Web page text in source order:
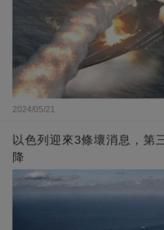
2024/05/21
以色列迎來3條壞消息，第
降